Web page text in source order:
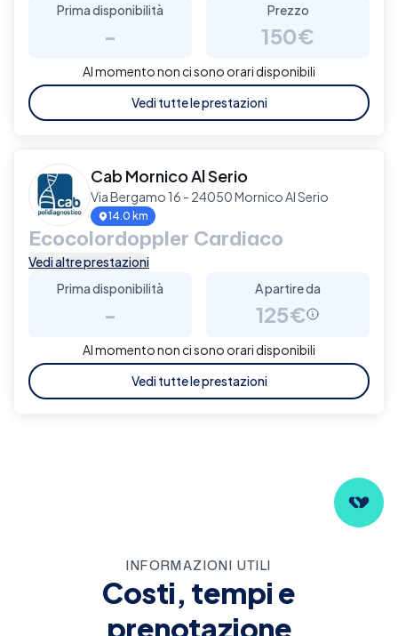
Prima disponibilità
-
Prezzo
150€
Al momento non ci sono orari disponibili
Vedi tutte le prestazioni
Cab Mornico Al Serio
Via Bergamo 16 - 24050 Mornico Al Serio
14.0 km
Ecocolordoppler Cardiaco
Vedi altre prestazioni
Prima disponibilità
-
A partire da
125€
Al momento non ci sono orari disponibili
Vedi tutte le prestazioni
INFORMAZIONI UTILI
Costi, tempi e
prenotazione